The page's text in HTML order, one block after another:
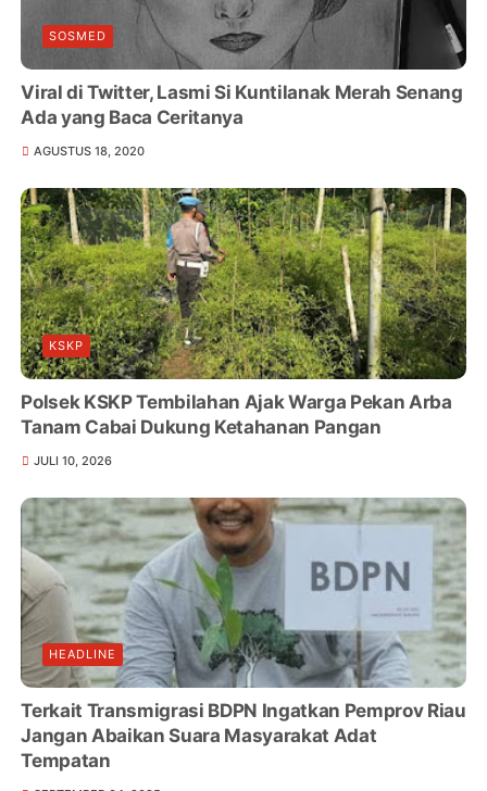
SOSMED
Viral di Twitter, Lasmi Si Kuntilanak Merah Senang
Ada yang Baca Ceritanya
AGUSTUS 18, 2020
KSKP
Polsek KSKP Tembilahan Ajak Warga Pekan Arba
Tanam Cabai Dukung Ketahanan Pangan
JULI 10, 2026
HEADLINE
Terkait Transmigrasi BDPN Ingatkan Pemprov Riau
Jangan Abaikan Suara Masyarakat Adat
Tempatan